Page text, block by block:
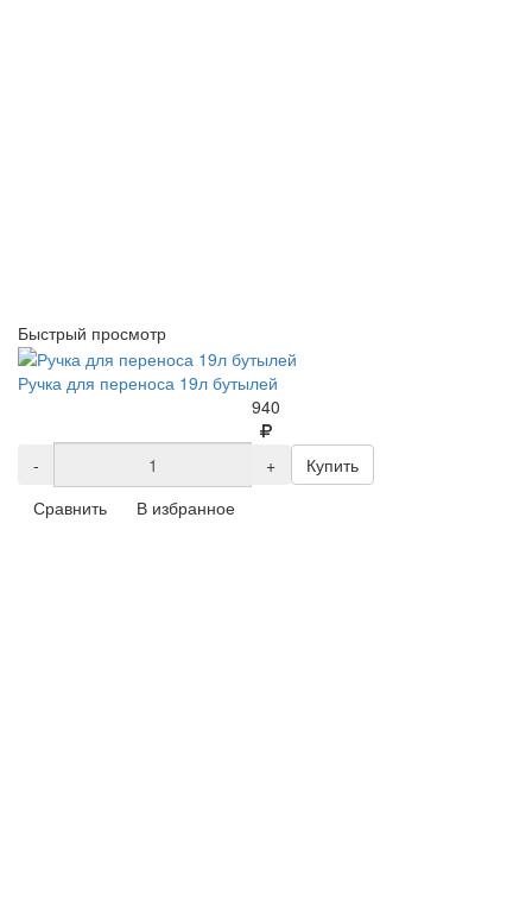
Быстрый просмотр
Ручка для переноса 19л бутылей
940
- +
Купить
Сравнить
В избранное